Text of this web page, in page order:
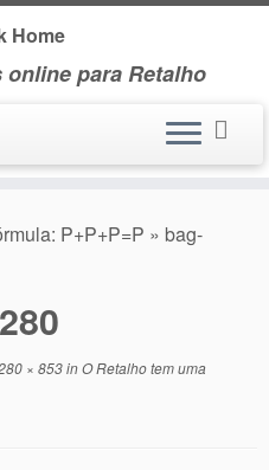
online para Retalho
P+P+P=P » bag-
× 853inO Retalho tem uma